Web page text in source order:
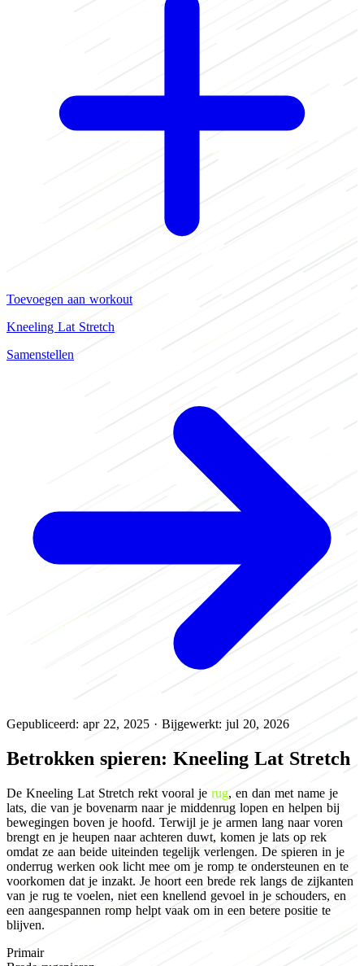
Toevoegen aan workout
Kneeling Lat Stretch
Samenstellen
Gepubliceerd: apr 22, 2025 · Bijgewerkt: jul 20, 2026
Betrokken spieren: Kneeling Lat Stretch
De Kneeling Lat Stretch rekt vooral je rug, en dan met name je
lats, die van je bovenarm naar je middenrug lopen en helpen bij
bewegingen boven je hoofd. Terwijl je je armen lang naar voren
brengt en je heupen naar achteren duwt, komen je lats op rek
omdat ze aan beide uiteinden tegelijk verlengen. De spieren in je
onderrug werken ook licht mee om je romp te ondersteunen en te
voorkomen dat je inzakt. Je hoort een brede rek langs de zijkanten
van je rug te voelen, niet een knellend gevoel in je schouders, en
een aangespannen romp helpt vaak om in een betere positie te
blijven.
Primair